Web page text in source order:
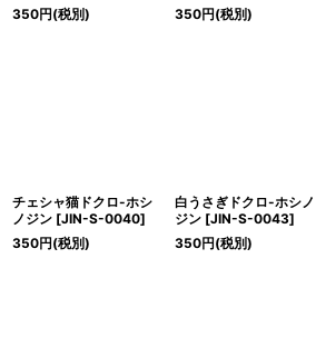
350円(税別)
350円(税別)
チェシャ猫ドクロ-ホシ
ノジン [JIN-S-0040]
350円(税別)
白うさぎドクロ-ホシノ
ジン [JIN-S-0043]
350円(税別)